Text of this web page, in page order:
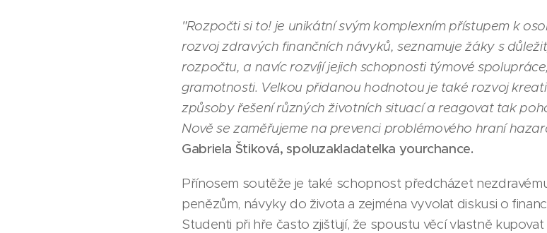
"Rozpočti si to! je unikátní svým komplexním přístupem k
rozvoj zdravých finančních návyků, seznamuje žáky s
rozpočtu, a navíc rozvíjí jejich schopnosti týmové
gramotnosti. Velkou přidanou hodnotou je také rozvoj
způsoby řešení různých životních situací a reagovat tak
Nově se zaměřujeme na prevenci problémového hraní
Gabriela Štiková, spoluzakladatelka yourchance.
Přínosem soutěže je také schopnost předcházet
penězům, návyky do života a zejména vyvolat diskusi o
Studenti při hře často zjišťují, že spoustu věcí vlastně